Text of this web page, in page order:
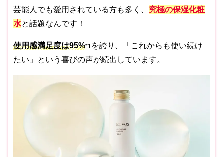
芸能人でも愛用されている方も多く、 究極の保湿化粧
水と話題なんです！
使用感満足度は95%*1 を誇り、「これからも使い続け
たい」という喜びの声が続出しています。